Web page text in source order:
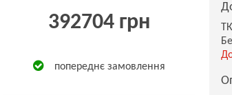
392704 грн
попереднє замовлення